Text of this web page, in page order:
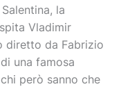
la
Vladimir
diretto da Fabrizio
una famosa
però sanno che